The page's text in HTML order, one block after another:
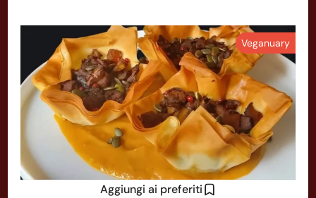
Aggiungi ai preferiti
Veganuary